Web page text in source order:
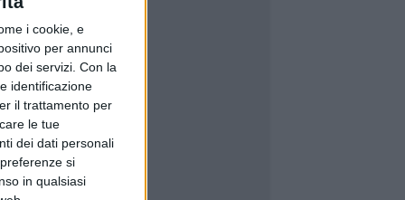
i cookie, e
per annunci
dei servizi. Con la
identificazione
il trattamento per
le tue
dei dati personali
si
in qualsiasi